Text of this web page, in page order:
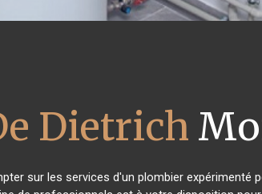
Dietrich
sur les services d'un plombier expérimenté